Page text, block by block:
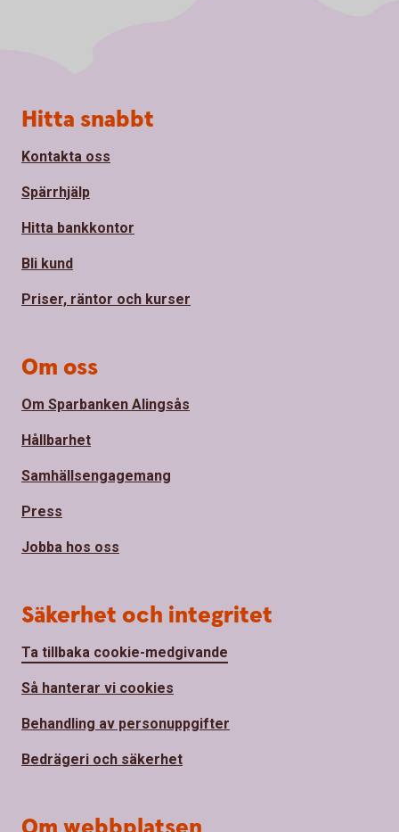
Sidfot
Hitta snabbt
Kontakta oss
Spärrhjälp
Hitta bankkontor
Bli kund
Priser, räntor och kurser
Om oss
Om Sparbanken Alingsås
Hållbarhet
Samhällsengagemang
Press
Jobba hos oss
Säkerhet och integritet
Ta tillbaka cookie-medgivande
Så hanterar vi cookies
Behandling av personuppgifter
Bedrägeri och säkerhet